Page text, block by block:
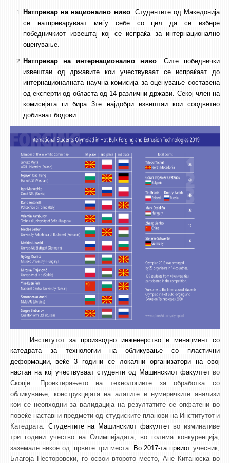
КОНТАКТ
Натпревар на национално ниво. Студентите од Македонија
се натпреваруваат меѓу себе со цел да се избере
победничкиот извештај кој се испраќа за интернационално
оценување.
Натпревар на интернационално ниво. Сите победнички
извештаи од државите кои учествуваат се испраќаат до
интернационалната научна комисија за оценување составена
од експерти од областа од 14 различни држави. Секој член на
комисијата ги бира 3те најдобри извештаи кои соодветно
добиваат бодови.
Институтот за производноинженерство и менаџментсо
катедрата за технологии на обликување со пластични
деформации, веќе 3 години се локални организатори на овој
настан на кој учествуваат студенти од Машинскиот факултет во
Скопје. Проектирањето на технологиите за обработка со
обликување, конструкцијата на алатите и нумеричките анализи
кои се неопходни за валидација на резултатите се опфатени во
повеќе наставни предмети од студискитепланови на Институтот и
Катедрата. Студентите на Машинскиот факултет во изминативе
три години учество на Олимпијадата, во голема конкуренција,
заземале некое од првитетри места. Во 2017-та првиотучесник,
Благоја Несторовски, го освои второто место, Ане Китаноска во